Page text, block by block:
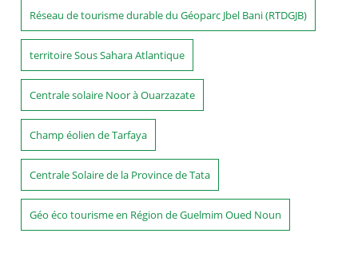
Réseau de tourisme durable du Géoparc Jbel Bani (RTDGJB)
territoire Sous Sahara Atlantique
Centrale solaire Noor à Ouarzazate
Champ éolien de Tarfaya
Centrale Solaire de la Province de Tata
Géo éco tourisme en Région de Guelmim Oued Noun